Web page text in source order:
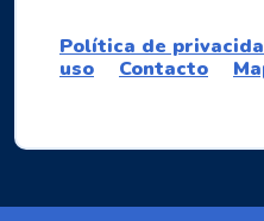
Política de
uso
Contacto